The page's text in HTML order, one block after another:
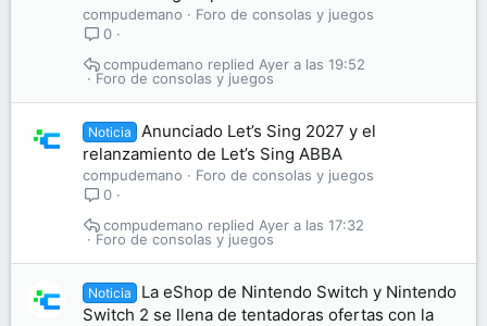
compudemano
Foro de consolas y juegos
0
Foro de consolas y juegos
Ayer a las 19:52
compudemano
Noticia
Anunciado Let’s Sing 2027 y el
relanzamiento de Let’s Sing ABBA
compudemano
Foro de consolas y juegos
0
Foro de consolas y juegos
Ayer a las 17:32
compudemano
Noticia
La eShop de Nintendo Switch y Nintendo
Switch 2 se llena de tentadoras ofertas con la